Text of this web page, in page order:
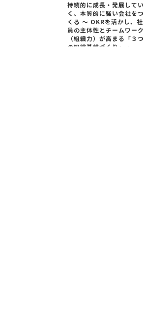
持続的に成長・発展してい
く、本質的に強い会社をつ
くる ～ OKRを活かし、社
員の主体性とチームワーク
（組織力）が高まる「３つ
の組織基盤づくり」 ～